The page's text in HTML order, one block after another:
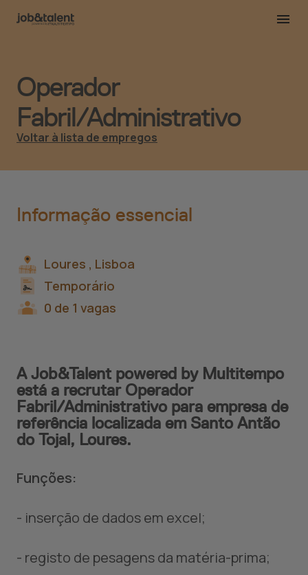
Operador
Fabril/Administrativo
Voltar à lista de empregos
A Job&Talent powered by Multitempo
está a recrutar Operador
Fabril/Administrativo para empresa de
referência localizada em Santo Antão
do Tojal, Loures.
Funções:
- inserção de dados em excel;
- registo de pesagens da matéria-prima;
Informação essencial
Loures , Lisboa
Temporário
0 de 1 vagas